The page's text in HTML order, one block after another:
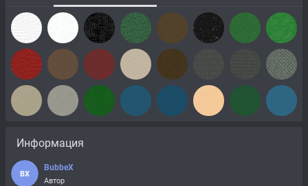
Информация
BX
BubbeX
Автор